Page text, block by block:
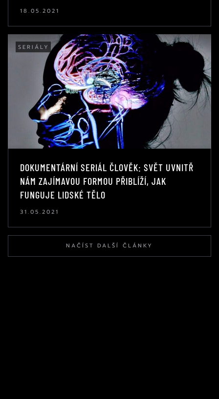
18.05.2021
SERIÁLY
DOKUMENTÁRNÍ SERIÁL ČLOVĚK: SVĚT UVNITŘ
NÁM ZAJÍMAVOU FORMOU PŘIBLÍŽÍ, JAK
FUNGUJE LIDSKÉ TĚLO
31.05.2021
NAČÍST DALŠÍ ČLÁNKY